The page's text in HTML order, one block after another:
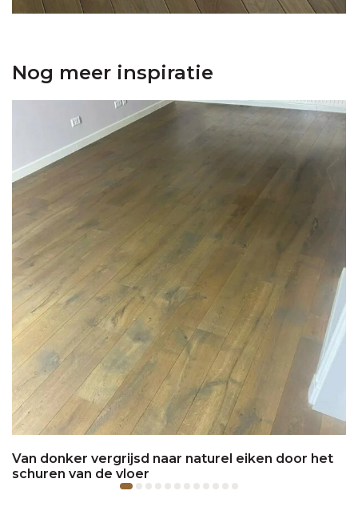
Nog meer inspiratie
Van donker vergrijsd naar naturel eiken door het
schuren van de vloer